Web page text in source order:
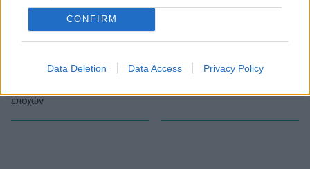
CONFIRM
Data Deletion Data Access Privacy Policy
άγγιξε τους 8.000 στο δέκαθλο-
εποχών
Οι πέντε πρώτοι ευρωπαϊκοί